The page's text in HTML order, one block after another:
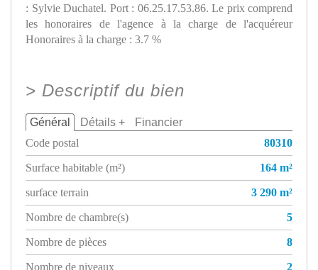
: Sylvie Duchatel. Port : 06.25.17.53.86. Le prix comprend
les honoraires de l'agence à la charge de l'acquéreur
Honoraires à la charge : 3.7 %
> Descriptif du bien
Général Détails + Financier
Code postal
80310
Surface habitable (m²)
164 m²
surface terrain
3 290 m²
Nombre de chambre(s)
5
Nombre de pièces
8
Nombre de niveaux
2